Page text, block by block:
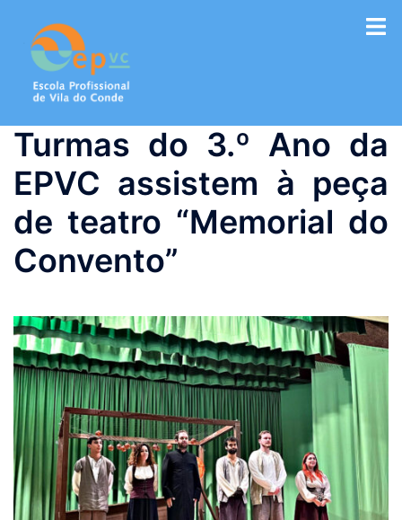
conteúdo
Turmas do 3.º Ano da
EPVC assistem à peça
de teatro “Memorial do
Convento”